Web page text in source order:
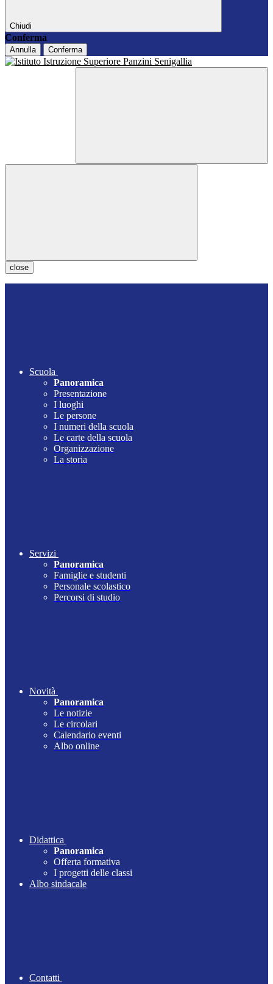
Chiudi
Conferma
Annulla Conferma
close
Scuola
Panoramica
Presentazione
I luoghi
Le persone
I numeri della scuola
Le carte della scuola
Organizzazione
La storia
Servizi
Panoramica
Famiglie e studenti
Personale scolastico
Percorsi di studio
Novità
Panoramica
Le notizie
Le circolari
Calendario eventi
Albo online
Didattica
Panoramica
Offerta formativa
I progetti delle classi
Albo sindacale
Contatti